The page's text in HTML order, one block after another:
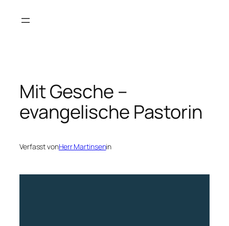
Inhalt
Mit Gesche –
evangelische Pastorin
Verfasst vonHerr Martinsenin